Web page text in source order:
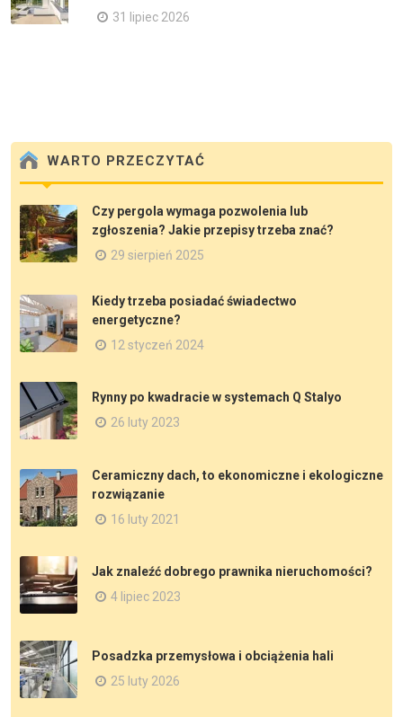
31 lipiec 2026
WARTO PRZECZYTAĆ
Czy pergola wymaga pozwolenia lub
zgłoszenia? Jakie przepisy trzeba znać?
29 sierpień 2025
Kiedy trzeba posiadać świadectwo
energetyczne?
12 styczeń 2024
Rynny po kwadracie w systemach Q Stalyo
26 luty 2023
Ceramiczny dach, to ekonomiczne i ekologiczne
rozwiązanie
16 luty 2021
Jak znaleźć dobrego prawnika nieruchomości?
4 lipiec 2023
Posadzka przemysłowa i obciążenia hali
25 luty 2026